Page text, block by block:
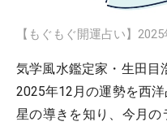
【もぐもぐ開運占い】
気学風水鑑定家・生田目
2025年12月の運勢を西洋
星の導きを知り、今月